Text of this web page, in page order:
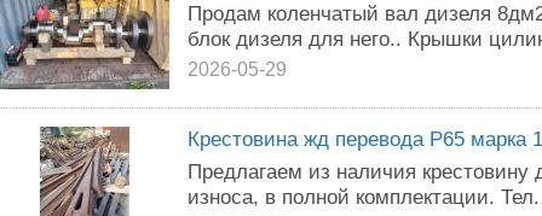
Продам коленчатый вал дизеля
блок дизеля для него.. Крышки
2026-05-29
Крестовина жд перевода Р65 марка
Предлагаем из наличия
износа, в полной комплектации.